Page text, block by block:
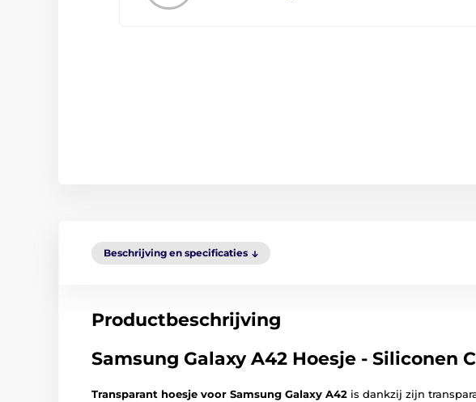
Beschrijving en specificaties
Productbeschrijving
Samsung Galaxy A42 Hoesje - Siliconen
Transparant hoesje voor Samsung Galaxy A42 is dankzij zijn